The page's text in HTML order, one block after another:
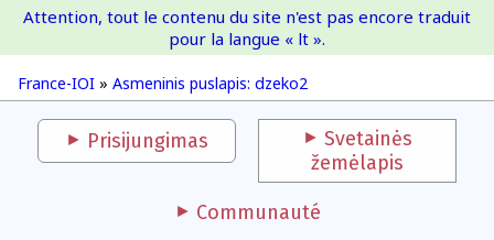
France-IOI
France-IOI » Asmeninis puslapis: dzeko2
Attention, tout le contenu du site n'est pas encore traduit
pour la langue « lt ».
Prisijungimas
Svetainės
žemėlapis
Communauté